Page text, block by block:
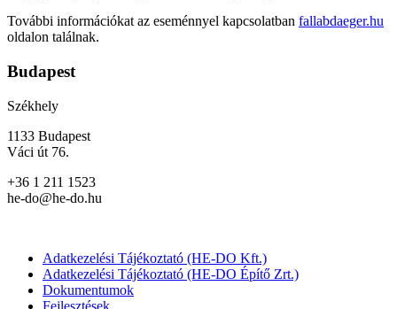
További információkat az eseménnyel kapcsolatban fallabdaeger.hu
oldalon találnak.
Budapest
Székhely
1133 Budapest
Váci út 76.
+36 1 211 1523
he-do@he-do.hu
Adatkezelési Tájékoztató (HE-DO Kft.)
Adatkezelési Tájékoztató (HE-DO Építő Zrt.)
Dokumentumok
Fejlesztések